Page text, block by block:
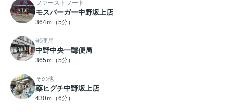
ファーストフード
モスバーガー中野坂上店
364ｍ（5分）
郵便局
中野中央一郵便局
365ｍ（5分）
その他
薬ヒグチ中野坂上店
430ｍ（6分）